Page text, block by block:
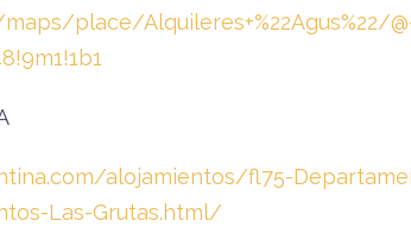
place/Alquileres+%22Agus%22/
alojamientos/fl75-
Las-Grutas.html/